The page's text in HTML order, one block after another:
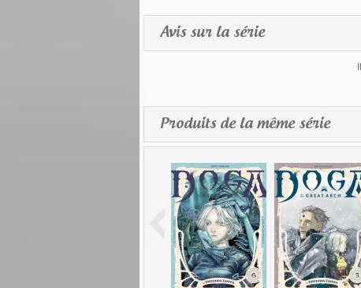
Avis sur la série
Produits de la même série